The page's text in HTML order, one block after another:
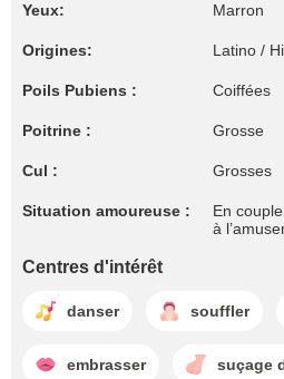
Yeux: Marron
Origines: Latino /
Poils Pubiens : Coiffées
Poitrine : Grosse
Cul : Grosses
Situation amoureuse :
En
à
Centres d'intérêt
danser souffler
embrasser suçage